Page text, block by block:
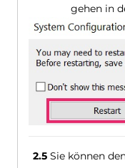
gehen in
2.5Sie können